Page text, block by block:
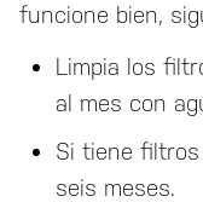
funcione bien,
Limpia los
al mes con
Si tiene filtros
seis meses.